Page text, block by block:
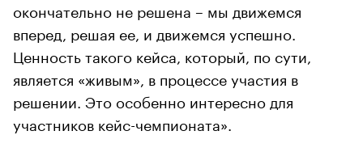
окончательно не решена – мы движемся
вперед, решая ее, и движемся успешно.
Ценность такого кейса, который, по сути,
является «живым», в процессе участия в
решении. Это особенно интересно для
участников кейс-чемпионата».